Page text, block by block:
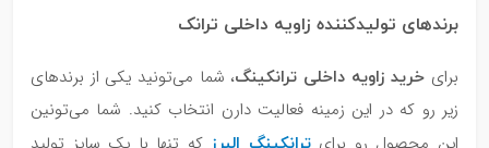
برندهای تولیدکننده زاویه داخلی ترانک
برای خرید زاویه داخلی ترانکینگ، شما می‌تونید یکی از برندهای
زیر رو که در این زمینه فعالیت دارن انتخاب کنید. شما می‌تونین